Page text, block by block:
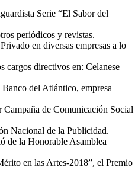
Serie “El Sabor del
periódicos y revistas.
en diversas empresas a lo
cargos directivos en: Celanese
del Atlántico, empresa
de Comunicación Social
Nacional de la Publicidad.
de la Honorable Asamblea
en las Artes-2018”, el Premio